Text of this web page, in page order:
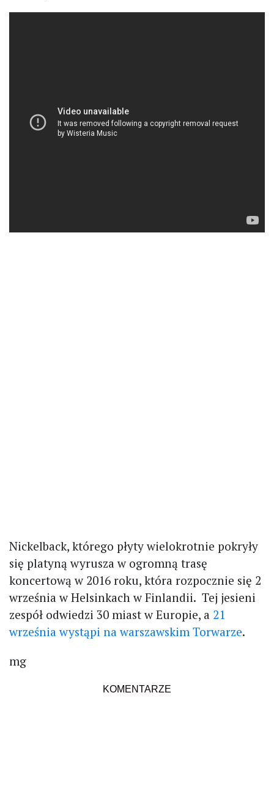
Nickelback, którego płyty wielokrotnie pokryły
się platyną wyrusza w ogromną trasę
koncertową w 2016 roku, która rozpocznie się 2
września w Helsinkach w Finlandii. Tej jesieni
zespół odwiedzi 30 miast w Europie, a 21
września wystąpi na warszawskim Torwarze.
mg
KOMENTARZE